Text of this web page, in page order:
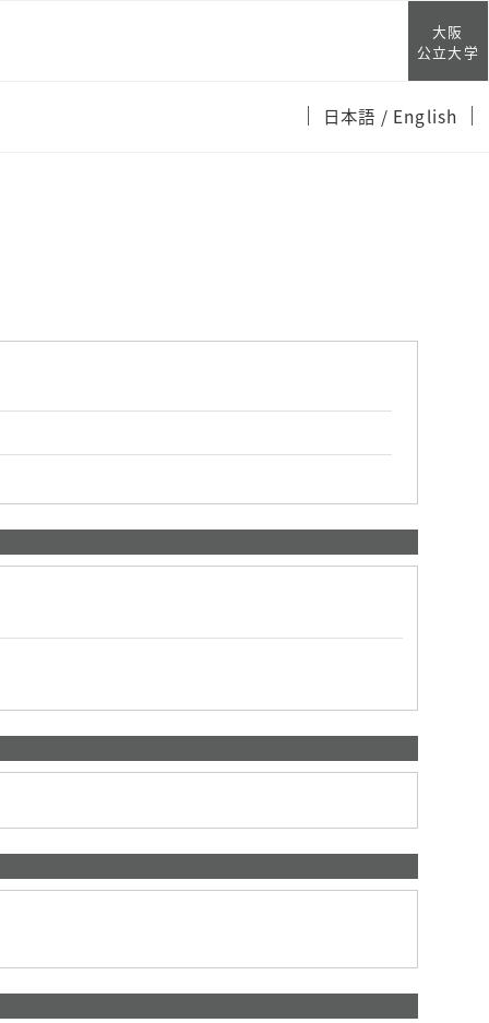
大阪
公立大学
日本語 / English